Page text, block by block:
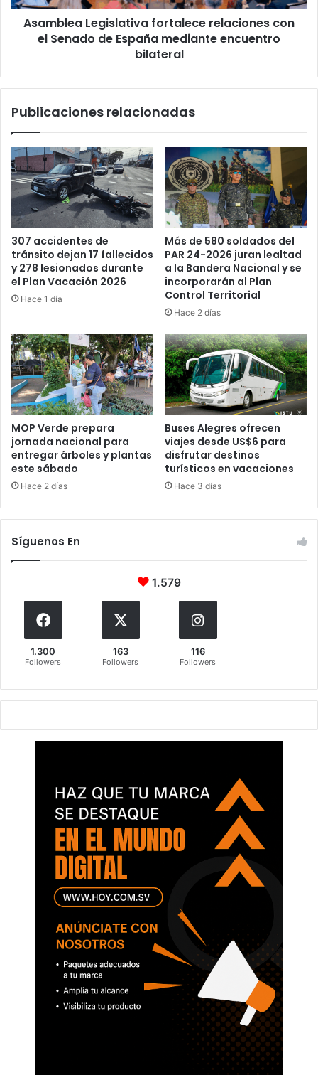
España
mediante
encuentro
Asamblea Legislativa fortalece relaciones con
el Senado de España mediante encuentro
bilateral
Publicaciones relacionadas
307 accidentes de
tránsito dejan 17 fallecidos
y 278 lesionados durante
el Plan Vacación 2026
Hace 1 día
Más de 580 soldados del
PAR 24-2026 juran lealtad
a la Bandera Nacional y se
incorporarán al Plan
Control Territorial
Hace 2 días
MOP Verde prepara
jornada nacional para
entregar árboles y plantas
este sábado
Hace 2 días
Buses Alegres ofrecen
viajes desde US$6 para
disfrutar destinos
turísticos en vacaciones
Hace 3 días
Síguenos En
1.579
1.300
Followers
163
Followers
116
Followers